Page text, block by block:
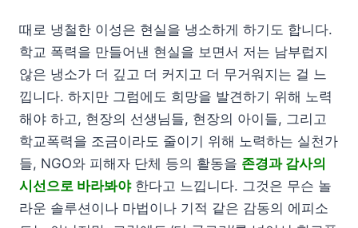
때로 냉철한 이성은 현실을 냉소하게 하기도 합니다.
학교 폭력을 만들어낸 현실을 보면서 저는 남부럽지
않은 냉소가 더 깊고 더 커지고 더 무거워지는 걸 느
낍니다. 하지만 그럼에도 희망을 발견하기 위해 노력
해야 하고, 현장의 선생님들, 현장의 아이들, 그리고
학교폭력을 조금이라도 줄이기 위해 노력하는 실천가
들, NGO와 피해자 단체 등의 활동을 존경과 감사의
시선으로 바라봐야한다고 느낍니다. 그것은 무슨 놀
라운 솔루션이나 마법이나 기적 같은 감동의 에피소